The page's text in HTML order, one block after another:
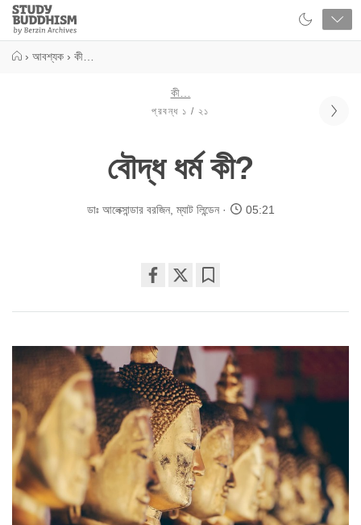
Close
Study
Buddhism
› আবশ্যক › কী…
কী…
প্রবন্ধ ১ / ২১
বৌদ্ধ ধর্ম কী?
ডাঃ আলেক্সান্ডার বরজিন,ম্যাট লিন্ডেন 05:21
on